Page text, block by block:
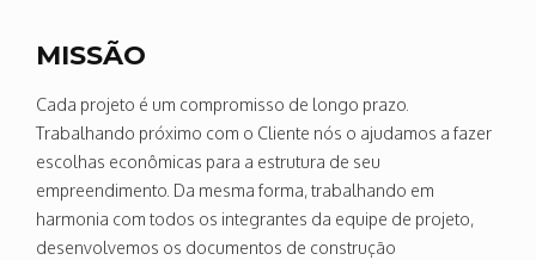
MISSÃO
Cada projeto é um compromisso de longo prazo.
Trabalhando próximo com o Cliente nós o ajudamos a fazer
escolhas econômicas para a estrutura de seu
empreendimento. Da mesma forma, trabalhando em
harmonia com todos os integrantes da equipe de projeto,
desenvolvemos os documentos de construção